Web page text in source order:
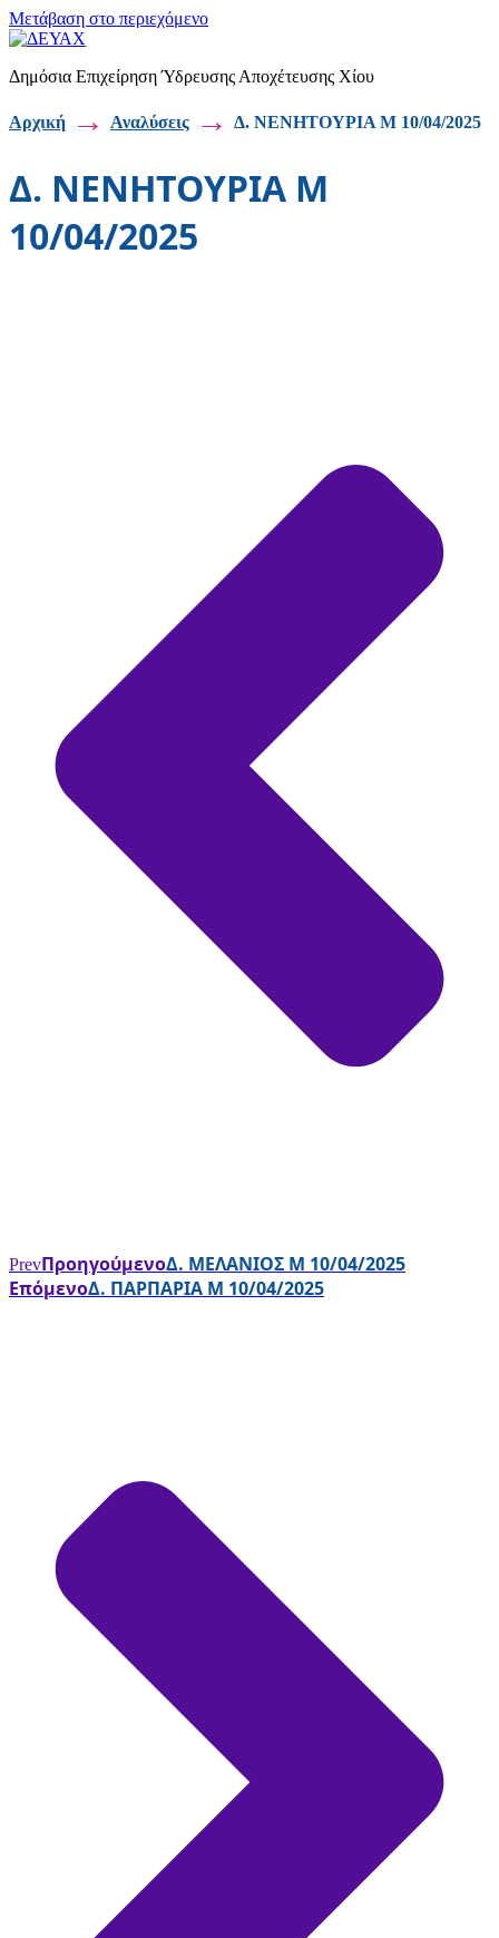
Μετάβαση στο περιεχόμενο
Δημόσια Επιχείρηση Ύδρευσης Αποχέτευσης Χίου
Αρχική → Αναλύσεις → Δ. ΝΕΝΗΤΟΥΡΙΑ Μ 10/04/2025
Δ. ΝΕΝΗΤΟΥΡΙΑ Μ
10/04/2025
PrevΠροηγούμενοΔ. ΜΕΛΑΝΙΟΣ Μ 10/04/2025
ΕπόμενοΔ. ΠΑΡΠΑΡΙΑ Μ 10/04/2025